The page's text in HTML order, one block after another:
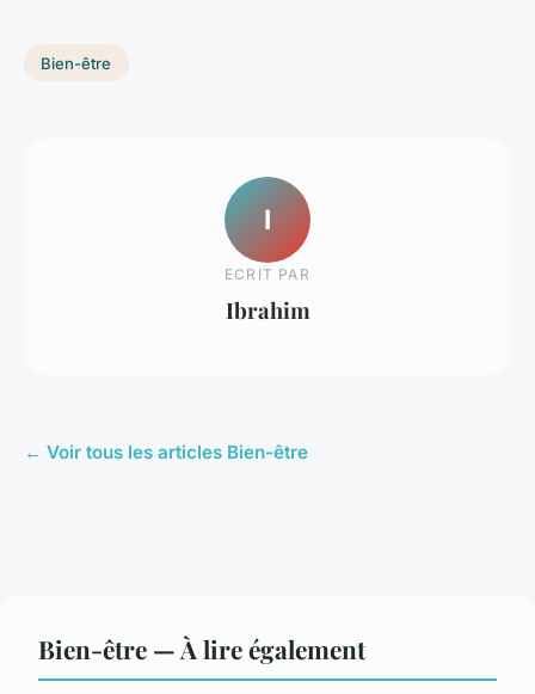
Bien-être
I
ECRIT PAR
Ibrahim
← Voir tous les articles Bien-être
Bien-être — À lire également